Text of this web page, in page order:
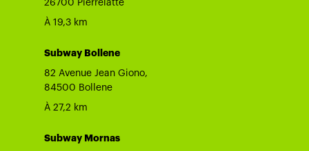
26700 Pierrelatte
À 19,3 km
Subway Bollene
82 Avenue Jean Giono,
84500 Bollene
À 27,2 km
Subway Mornas